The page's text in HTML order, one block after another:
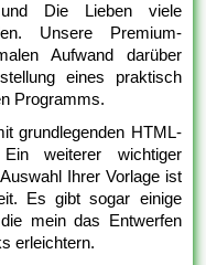
und Die Lieben viele
Unsere Premium-
Aufwand darüber
eines praktisch
Programms.
grundlegenden HTML-
weiterer wichtiger
Ihrer Vorlage ist
Es gibt sogar einige
mein das Entwerfen
erleichtern.